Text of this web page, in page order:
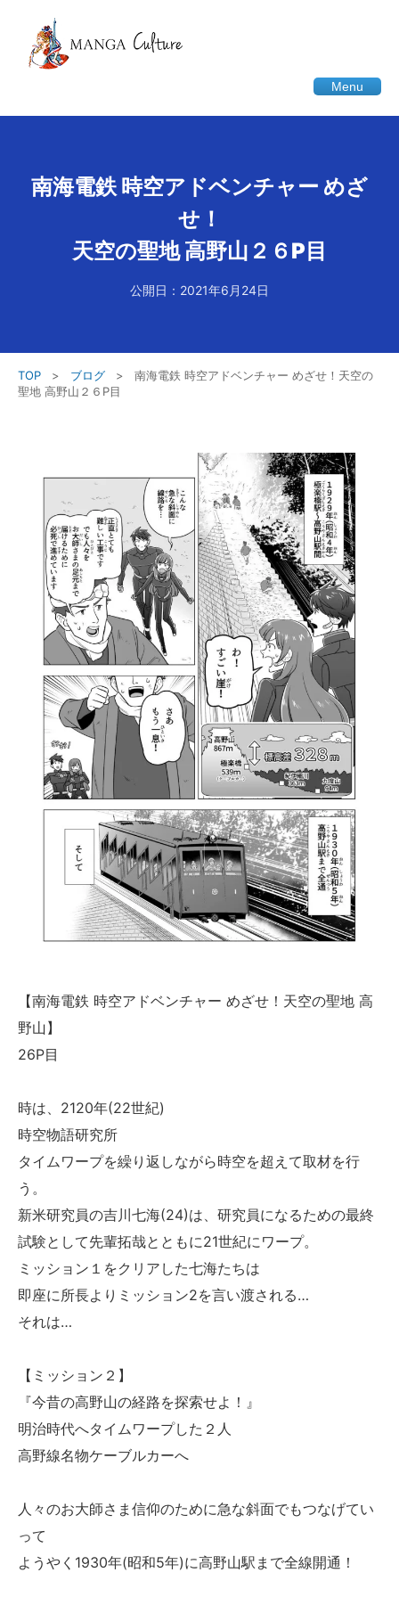
Menu
南海電鉄 時空アドベンチャー めざ
せ！
天空の聖地 高野山２６P目
公開日：2021年6月24日
TOP > ブログ >
南海電鉄 時空アドベンチャー めざせ！天空の
聖地 高野山２６P目
【南海電鉄 時空アドベンチャー めざせ！天空の聖地 高
野山】
26P目
時は、2120年(22世紀)
時空物語研究所
タイムワープを繰り返しながら時空を超えて取材を行
う。
新米研究員の吉川七海(24)は、研究員になるための最終
試験として先輩拓哉とともに21世紀にワープ。
ミッション１をクリアした七海たちは
即座に所長よりミッション2を言い渡される…
それは…
【ミッション２】
『今昔の高野山の経路を探索せよ！』
明治時代へタイムワープした２人
高野線名物ケーブルカーへ
人々のお大師さま信仰のために急な斜面でもつなげてい
って
ようやく1930年(昭和5年)に高野山駅まで全線開通！